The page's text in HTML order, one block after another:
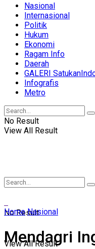
Nasional
Internasional
Politik
Hukum
Ekonomi
Ragam Info
Daerah
GALERI
Infografis
Metro
No Result
View All Result
No Result
View All Result
Home Nasional
Mendagri